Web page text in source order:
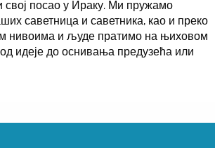
свој посао у Ираку. Ми пружамо
саветница и саветника, као и преко
нивоима и људе пратимо на њиховом
идеје до оснивања предузећа или